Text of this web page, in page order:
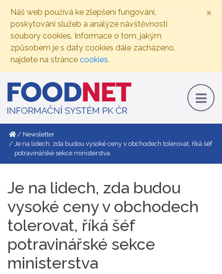
Náš web používá ke zlepšení fungování,
poskytování služeb a analýze návštěvnosti
soubory cookies. Informace o tom, jakým
způsobem je s daty cookies dále zacházeno,
najdete na stránce cookies.
×
Newsletter
Je na lidech, zda budou vysoké ceny v obchodech tolerovat, říká šéf
potravinářské sekce ministerstva
Je na lidech, zda budou
vysoké ceny v obchodech
tolerovat, říká šéf
potravinářské sekce
ministerstva